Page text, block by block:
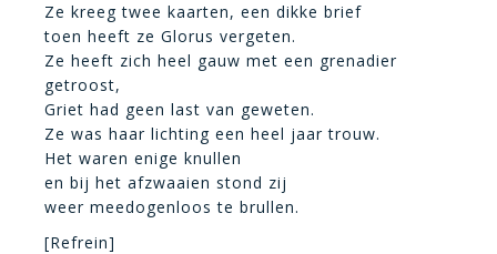
Ze kreeg twee kaarten, een dikke brief
toen heeft ze Glorus vergeten.
Ze heeft zich heel gauw met een grenadier
getroost,
Griet had geen last van geweten.
Ze was haar lichting een heel jaar trouw.
Het waren enige knullen
en bij het afzwaaien stond zij
weer meedogenloos te brullen.
[Refrein]